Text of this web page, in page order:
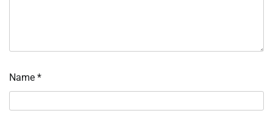
Name *